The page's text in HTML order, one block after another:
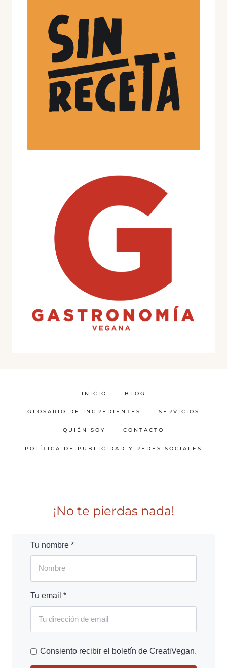
INICIO BLOG
GLOSARIO DE INGREDIENTES SERVICIOS
QUIÉN SOY CONTACTO
POLÍTICA DE PUBLICIDAD Y REDES SOCIALES
¡No te pierdas nada!
Tu nombre *
Tu email *
Consiento recibir el boletín de CreatiVegan.